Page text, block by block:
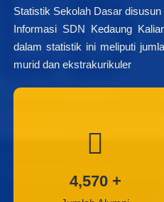
Statistik Sekolah Dasar
Informasi SDN Kedaung
dalam statistik ini meliputi
murid dan ekstrakurikuler
4,570 +